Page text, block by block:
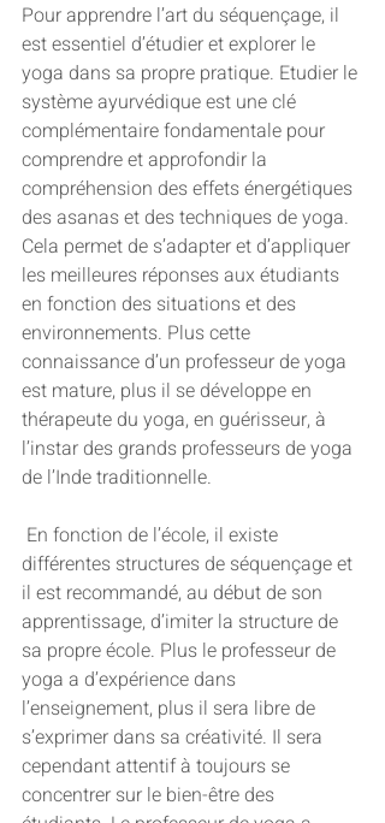
Pour apprendre l’art du séquençage, il
est essentiel d’étudier et explorer le
yoga dans sa propre pratique. Etudier le
système ayurvédique est une clé
complémentaire fondamentale pour
comprendre et approfondir la
compréhension des effets énergétiques
des asanas et des techniques de yoga.
Cela permet de s’adapter et d’appliquer
les meilleures réponses aux étudiants
en fonction des situations et des
environnements. Plus cette
connaissance d’un professeur de yoga
est mature, plus il se développe en
thérapeute du yoga, en guérisseur, à
l’instar des grands professeurs de yoga
de l’Inde traditionnelle.
différentes structures de séquençage et
il est recommandé, au début de son
apprentissage, d’imiter la structure de
sa propre école. Plus le professeur de
yoga a d’expérience dans
l’enseignement, plus il sera libre de
s’exprimer dans sa créativité. Il sera
cependant attentif à toujours se
concentrer sur le bien-être des